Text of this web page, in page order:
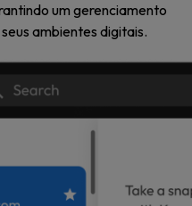
um gerenciamento
ambientes digitais.